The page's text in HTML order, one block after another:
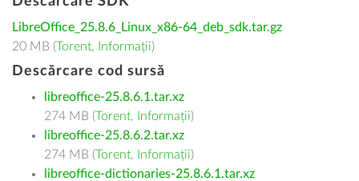
LibreOffice_25.8.6_Linux_x86-64_deb_sdk.tar.gz
20 MB (Torent, Informații)
Descărcare cod sursă
libreoffice-25.8.6.1.tar.xz
274 MB (Torent, Informații)
libreoffice-25.8.6.2.tar.xz
274 MB (Torent, Informații)
libreoffice-dictionaries-25.8.6.1.tar.xz